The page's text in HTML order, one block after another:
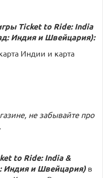
Ticket to Ride: India
Индия и Швейцария):
Индии и карта
не забывайте про
to Ride: India &
Индия и Швейцария) в